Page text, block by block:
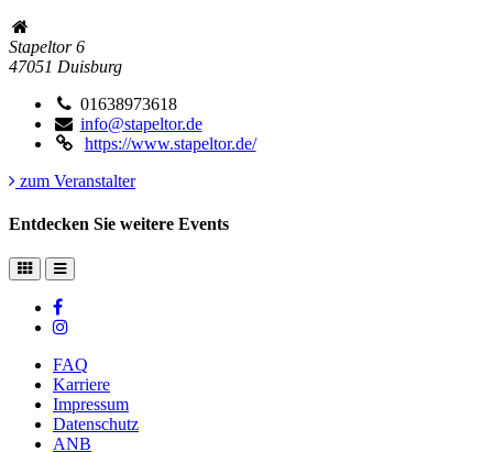
Stapeltor 6
47051 Duisburg
01638973618
info@stapeltor.de
https://www.stapeltor.de/
zum Veranstalter
Entdecken Sie weitere Events
FAQ
Karriere
Impressum
Datenschutz
ANB